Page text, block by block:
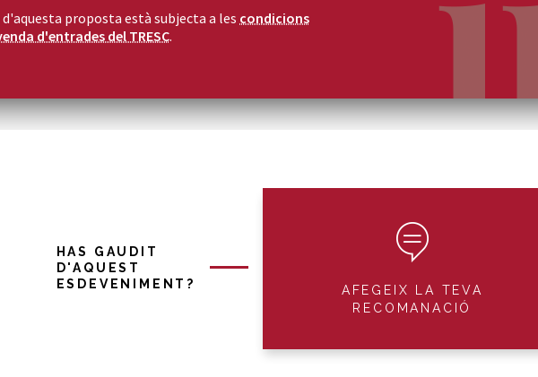
proposta està subjecta a les condicions
d'entrades del TRESC.
HAS GAUDIT
D'AQUEST
ESDEVENIMENT?
AFEGEIX LA TEVA
RECOMANACIÓ